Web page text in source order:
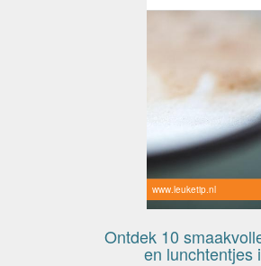
www.leuketip.nl
Ontdek 10
en lunchtentjes